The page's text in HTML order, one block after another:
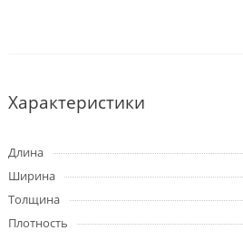
Характеристики
Длина
Ширина
Толщина
Плотность